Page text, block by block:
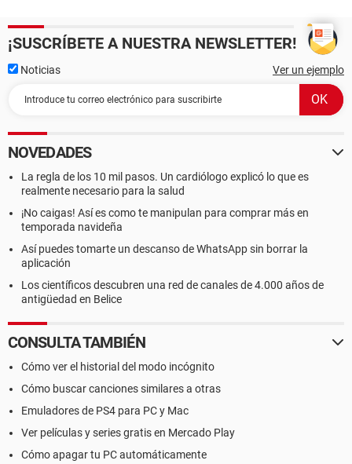
¡SUSCRÍBETE A NUESTRA NEWSLETTER!
Noticias Ver un ejemplo
NOVEDADES
La regla de los 10 mil pasos. Un cardiólogo explicó lo que es
realmente necesario para la salud
¡No caigas! Así es como te manipulan para comprar más en
temporada navideña
Así puedes tomarte un descanso de WhatsApp sin borrar la
aplicación
Los científicos descubren una red de canales de 4.000 años de
antigüedad en Belice
CONSULTA TAMBIÉN
Cómo ver el historial del modo incógnito
Cómo buscar canciones similares a otras
Emuladores de PS4 para PC y Mac
Ver películas y series gratis en Mercado Play
Cómo apagar tu PC automáticamente